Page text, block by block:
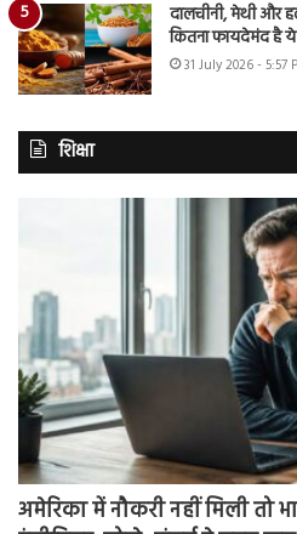
दालचीनी, मेथी और
कितना फायदेमंद है
31 July 2026 - 5:57
शिक्षा
अमेरिका में नौकरी नहीं मिली तो